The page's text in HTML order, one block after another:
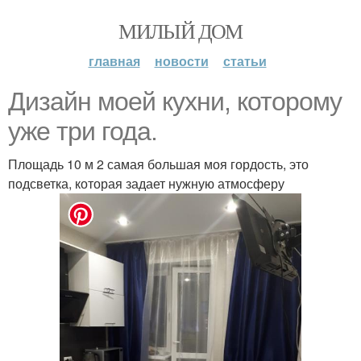
МИЛЫЙ ДОМ
главная новости статьи
Дизайн моей кухни, которому
уже три года.
Площадь 10 м 2 самая большая моя гордость, это
подсветка, которая задает нужную атмосферу